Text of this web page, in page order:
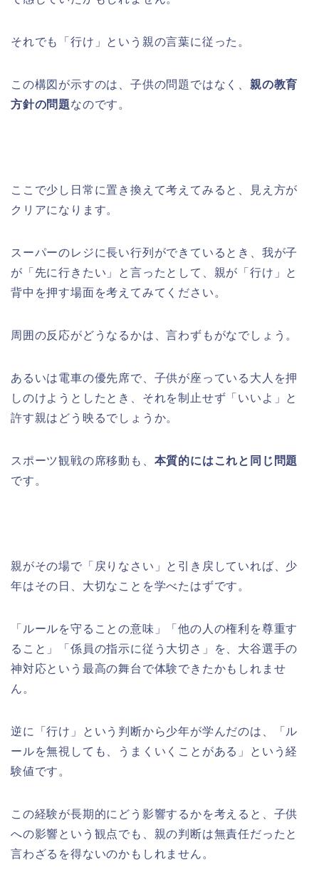
それでも「行け」という親の言葉に従った。
この構図が示すのは、子供の問題ではなく、 親の教育
方針の問題なのです。
ここで少し日常に置き換えて考えてみると、見え方が
クリアになります。
スーパーのレジに長い行列ができているとき、我が子
が「先に行きたい」と言ったとして、親が「行け」と
背中を押す場面を考えてみてください。
周囲の反応がどうなるかは、言わずもがなでしょう。
あるいは電車の優先席で、子供が座っている大人を押
しのけようとしたとき、それを制止せず「いいよ」と
許す親はどう映るでしょうか。
スポーツ観戦の席移動も、 本質的にはこれと同じ問題
です。
親がその場で「戻りなさい」と引き戻していれば、少
年はその日、大切なことを学べたはずです。
「ルールを守ることの意味」「他の人の権利を尊重す
ること」「係員の指示に従う大切さ」を、大谷選手の
神対応という最高の舞台で体験できたかもしれませ
ん。
逆に「行け」という判断から少年が学んだのは、「ル
ールを無視しても、うまくいくことがある」という経
験値です。
この経験が長期的にどう影響するかを考えると、子供
への影響という観点でも、親の判断は無責任だったと
言わざるを得ないのかもしれません。